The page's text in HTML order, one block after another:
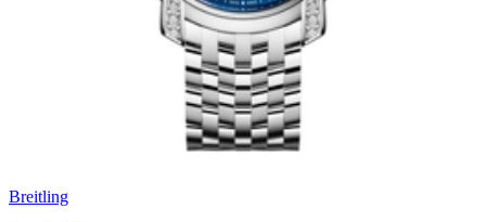
Breitling